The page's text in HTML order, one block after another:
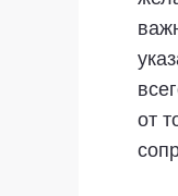
от